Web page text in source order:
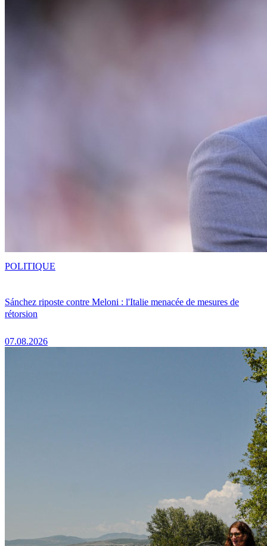
Sánchez riposte contre Meloni : l'Italie menacée de mesures de
rétorsion
07.08.2026
POLITIQUE